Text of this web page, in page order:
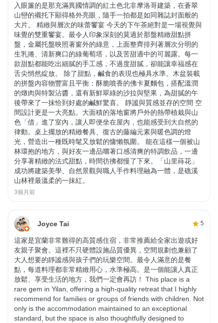
入眼簾的是那充滿異國情調的紅土色北非摩洛哥建築，在蒼翠
山巒的襯托下顯得格外亮眼，隨手一拍都是如同雜誌封面般的
大片。 精緻與層次的味蕾饗宴 今天的下午茶絕對是一場視覺與
味覺的雙重饗宴。最令人印象深刻的莫過於那盤精緻甜點拼
盤，金屬托盤映照著窗外的綠意，上面整齊排列著層次分明的
生乳捲、清新爽口的綠葡萄塔，以及苦甜適中的可麗露。每一
款甜點都能吃出細膩的手工感，不過度甜膩，卻能讓幸福感在
舌尖悄然綻放。 除了甜點，鹹食的表現也極具水準。木盆裝載
的拼盤內容物豐富且平衡：酥脆噴香的佛卡夏麵包，搭配溫潤
的燉肉與特製沾醬，還有新鮮翠綠的沙拉與堅果，為甜膩的午
後帶來了一抹恰到好處的鹹鮮驚喜。 靜謐與質感並存的空間 空
間設計更是一大亮點。大面積的落地窗將戶外的熱帶植栽與山
色「借」進了室內，讓人即便坐在屋內，也能感受到大自然的
律動。桌上擺放的精緻餐具、復古的藤編元素與暖色調的燈
光，營造出一種既時髦又放鬆的慵懶氛圍。 能在這樣一個被山
林環抱的地方，與好友一邊品嚐著口感清爽的特調飲品，一邊
分享著精緻的法式甜點，時間彷彿都慢了下來。「山里蒔花」
成功將建築美學、自然景觀與職人手作料理融為一體，是礁溪
山林裡最溫柔的一抹紅。
3個月前
Joyce Tai 5
這家是宜蘭非常難得的高質感住宿，非常推薦給全家出遊或好
友親子聚會。這裡不只硬體設施品質優異，空間規劃也兼顧了
大人想要的靜謐感與孩子們的玩樂空間。最令人滿意的是餐
點，每道料理都非常精緻用心，水準極高。是一個能讓人真正
放鬆、享受生活的地方，我們一定會再訪！ This place is a
rare gem in Yilan, offering a high-quality retreat that I highly
recommend for families or groups of friends with children. Not
only is the accommodation maintained to an exceptional
standard, but the space is also thoughtfully designed to